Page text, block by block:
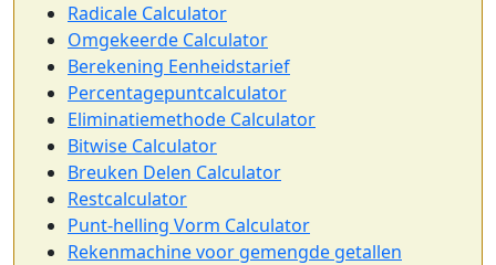
Radicale Calculator
Omgekeerde Calculator
Berekening Eenheidstarief
Percentagepuntcalculator
Eliminatiemethode Calculator
Bitwise Calculator
Breuken Delen Calculator
Restcalculator
Punt-helling Vorm Calculator
Rekenmachine voor gemengde getallen